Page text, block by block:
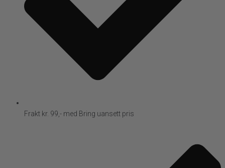
Frakt kr. 99,- med Bring uansett pris